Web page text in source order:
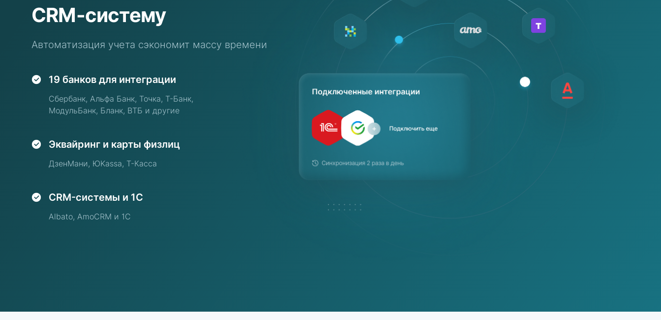
CRM-систему
Автоматизация учета сэкономит массу времени
19 банков для интеграции
Сбербанк, Альфа Банк, Точка, Т-Банк,
МодульБанк, Бланк, ВТБ и другие
Эквайринг и карты физлиц
ДзенМани, ЮKassa, Т-Касса
CRM-системы и 1С
Albato, AmoCRM и 1С